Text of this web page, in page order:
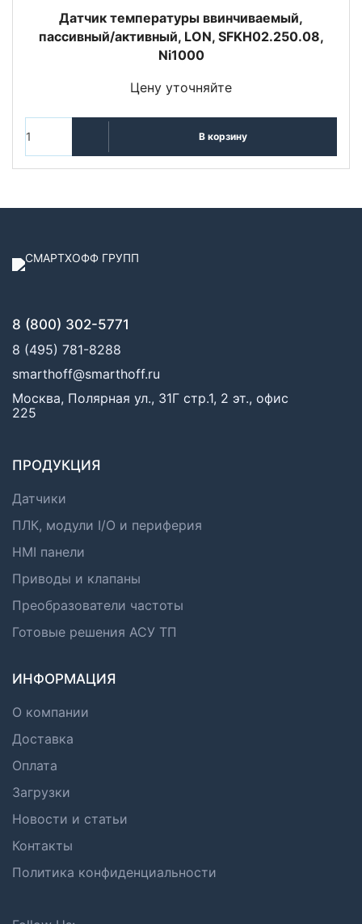
Датчик температуры ввинчиваемый,
пассивный/активный, LON, SFKH02.250.08,
Ni1000
Цену уточняйте
В корзину
8 (800) 302-5771
8 (495) 781-8288
smarthoff@smarthoff.ru
Москва, Полярная ул., 31Г стр.1, 2 эт., офис
225
ПРОДУКЦИЯ
Датчики
ПЛК, модули I/O и периферия
HMI панели
Приводы и клапаны
Преобразователи частоты
Готовые решения АСУ ТП
ИНФОРМАЦИЯ
О компании
Доставка
Оплата
Загрузки
Новости и статьи
Контакты
Политика конфиденциальности